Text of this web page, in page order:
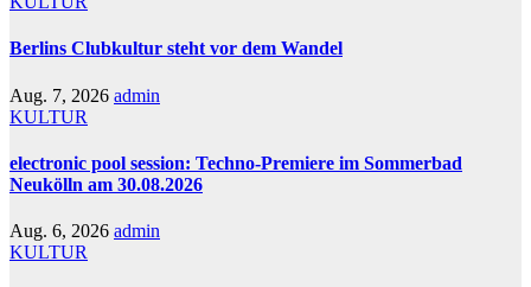
Berlins Clubkultur steht vor dem Wandel
Aug. 7, 2026 admin
KULTUR
electronic pool session: Techno-Premiere im Sommerbad
Neukölln am 30.08.2026
Aug. 6, 2026 admin
KULTUR